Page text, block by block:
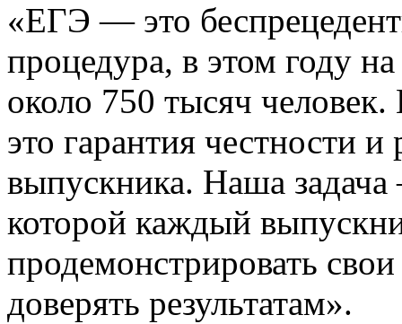
«ЕГЭ — это
процедура, в этом году
около 750 тысяч
это гарантия честности
выпускника. Наша задача
которой каждый
продемонстрировать
доверять результатам».